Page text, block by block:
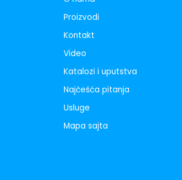
Proizvodi
Kontakt
Video
Katalozi i uputstva
Najčešća pitanja
Usluge
Mapa sajta